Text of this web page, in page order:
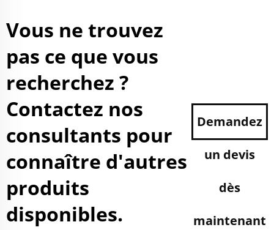
Vous ne trouvez
pas ce que vous
recherchez ?
Contactez nos
consultants pour
connaître d'autres
produits
disponibles.
Demandez
un devis
dès
maintenant